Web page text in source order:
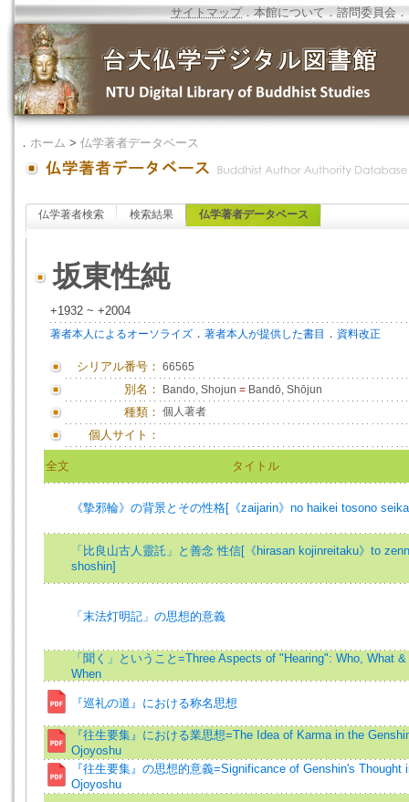
サイトマップ．本館について ．諮問委員会 ．
． ホーム > 仏学著者データベース
仏学著者検索 検索結果 仏学著者データベース
坂東性純
+1932 ~ +2004
著者本人によるオーソライズ ． 著者本人が提供した書目 ． 資料改正
シリアル番号： 66565
別名： Bando, Shojun = Bandō, Shōjun
種類： 個人著者
個人サイト：
全文 タイトル
《摯邪輪》の背景とその性格[《zaijarin》no haikei tosono
「比良山古人靈託」と善念 性信[《hirasan kojinreitaku》to
shoshin]
「末法灯明記」の思想的意義
「聞く」ということ=Three Aspects of "Hearing": Who, What &
When
『巡礼の道』における称名思想
『往生要集』における業思想=The Idea of Karma in the
Ojoyoshu
『往生要集』の思想的意義=Significance of Genshin's Thought
Ojoyoshu